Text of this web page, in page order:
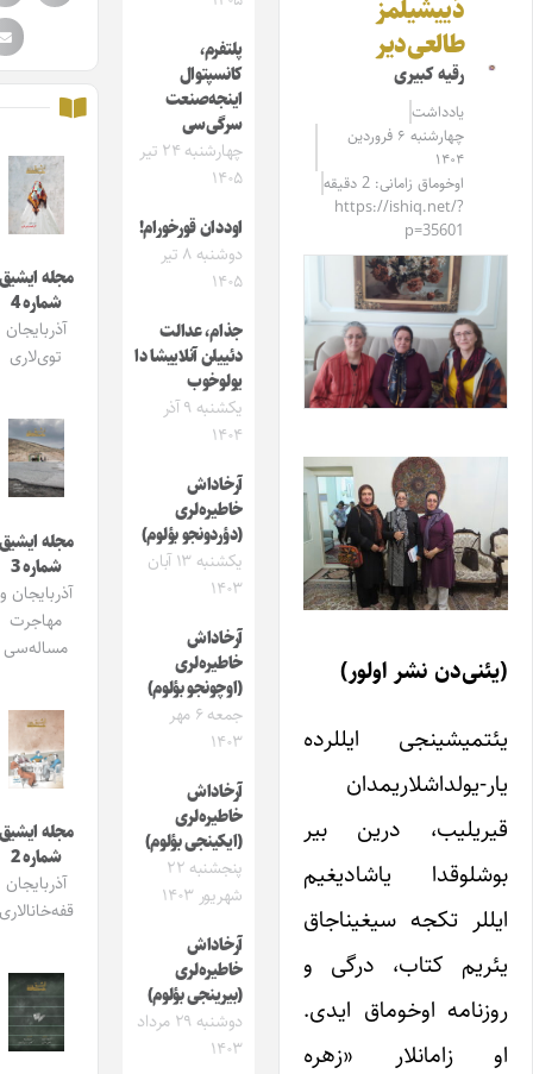
دَییشیلمز
طالعی‌دیر
رقیه کبیری
یادداشت
چهارشنبه ۶ فروردین
۱۴۰۴
اوخوماق زامانی: 2 دقیقه
https://ishiq.net/?
p=35601
(یئنی‌دن نشر اولور)
یئتمیشینجی ایللرده
یار-یولداشلاریمدان
قیریلیب، درین بیر
بوشلوقدا یاشادیغیم
ایللر تکجه سیغیناجاق
یئریم کتاب، درگی و
روزنامه اوخوماق ایدی.
او زامانلار «زهره
پلتفرم،
کانسپتوال
اینجه‌صنعت
سرگی‌سی
چهارشنبه ۲۴ تیر
۱۴۰۵
اوددان قورخورام!
دوشنبه ۸ تیر
۱۴۰۵
جذام، عدالت
دئییلن آنلاییشا دا
یولوخوب
یکشنبه ۹ آذر
۱۴۰۴
آرخاداش
خاطیره‌لری
(دؤردونجو بؤلوم)
یکشنبه ۱۳ آبان
۱۴۰۳
آرخاداش
خاطیره‌لری
(اوچونجو بؤلوم)
جمعه ۶ مهر
۱۴۰۳
آرخاداش
خاطیره‌لری
(ایکینجی بؤلوم)
پنجشنبه ۲۲
شهریور ۱۴۰۳
آرخاداش
خاطیره‌لری
(بیرینجی بؤلوم)
دوشنبه ۲۹ مرداد
۱۴۰۳
مجله ایشیق
شماره 4
آذربایجان
توی‌لاری
مجله ایشیق
شماره 3
آذربایجان و
مهاجرت
مساله‌سی
مجله ایشیق
شماره 2
آذربایجان
قفه‌خانالاری